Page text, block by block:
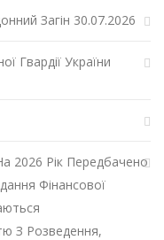
Загін 30.07.2026
Гвардії України
2026 Рік Передбачено
Фінансової
З Розведення,